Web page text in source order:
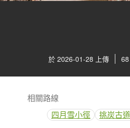
於 2026-01-28 上傳
相關路線
四月雪小徑
挑炭古